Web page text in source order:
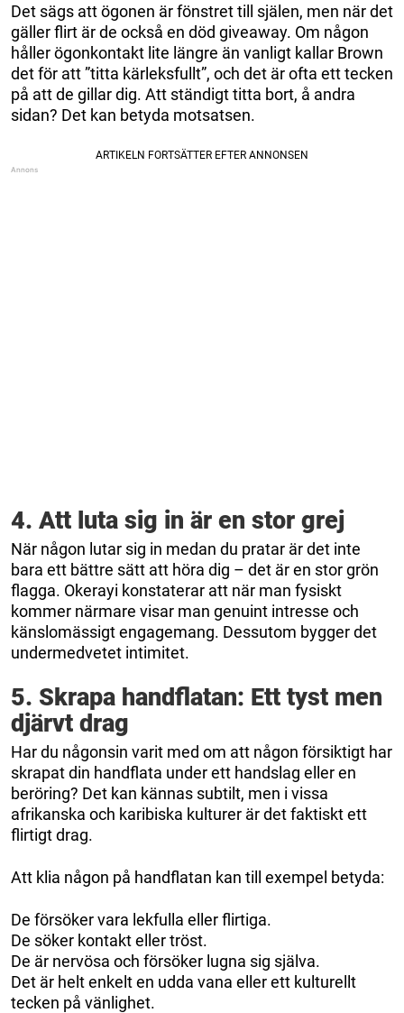
Det sägs att ögonen är fönstret till själen, men när det
gäller flirt är de också en död giveaway. Om någon
håller ögonkontakt lite längre än vanligt kallar Brown
det för att ”titta kärleksfullt”, och det är ofta ett tecken
på att de gillar dig. Att ständigt titta bort, å andra
sidan? Det kan betyda motsatsen.
4. Att luta sig in är en stor grej
När någon lutar sig in medan du pratar är det inte
bara ett bättre sätt att höra dig – det är en stor grön
flagga. Okerayi konstaterar att när man fysiskt
kommer närmare visar man genuint intresse och
känslomässigt engagemang. Dessutom bygger det
undermedvetet intimitet.
5. Skrapa handflatan: Ett tyst men
djärvt drag
Har du någonsin varit med om att någon försiktigt har
skrapat din handflata under ett handslag eller en
beröring? Det kan kännas subtilt, men i vissa
afrikanska och karibiska kulturer är det faktiskt ett
flirtigt drag.
Att klia någon på handflatan kan till exempel betyda:
De försöker vara lekfulla eller flirtiga.
De söker kontakt eller tröst.
De är nervösa och försöker lugna sig själva.
Det är helt enkelt en udda vana eller ett kulturellt
tecken på vänlighet.